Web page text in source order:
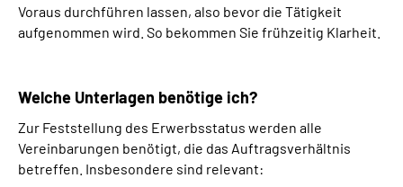
Voraus durchführen lassen, also bevor die Tätigkeit
aufgenommen wird. So bekommen Sie frühzeitig Klarheit.
Welche Unterlagen benötige ich?
Zur Feststellung des Erwerbsstatus werden alle
Vereinbarungen benötigt, die das Auftragsverhältnis
betreffen. Insbesondere sind relevant: